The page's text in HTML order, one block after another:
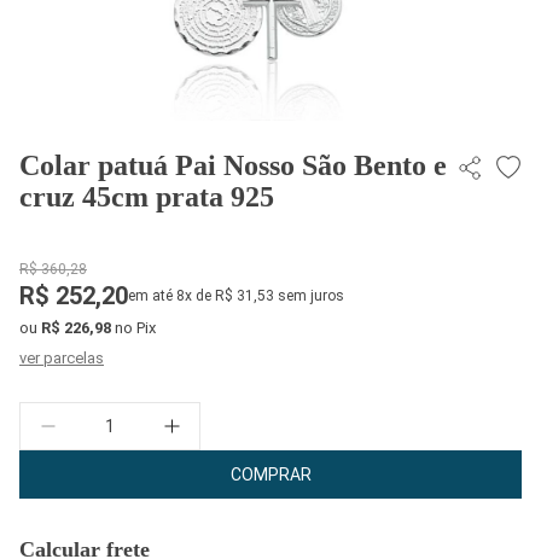
Colar patuá Pai Nosso São Bento e
cruz 45cm prata 925
R$ 360,28
R$ 252,20em até 8x de R$ 31,53 sem juros
ou R$ 226,98 no Pix
ver parcelas
Quantidade
COMPRAR
Calcular frete